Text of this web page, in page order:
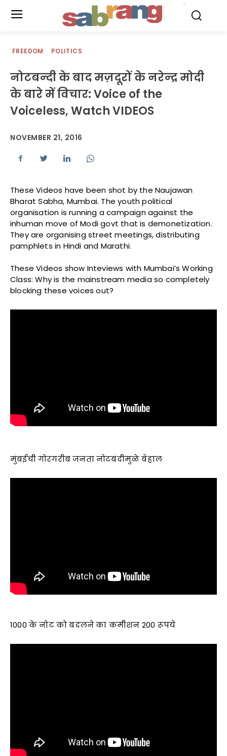
FREEDOM POLITICS
नोटबन्‍दी के बाद मज़दूरों के नरेन्‍द्र मोदी
के बारे में विचार: Voice of the
Voiceless, Watch VIDEOS
NOVEMBER 21, 2016
These Videos have been shot by the Naujawan
Bharat Sabha, Mumbai. The youth political
organisation is running a campaign against the
inhuman move of Modi govt that is demonetization.
They are organising street meetings, distributing
pamphlets in Hindi and Marathi.
These Videos show Inteviews with Mumbai’s Working
Class: Why is the mainstream media so completely
blocking these voices out?
मुंबईची गोरगरीब जनता नोटबंदीमुळे बेहाल
1000 के नोट को बदलने का कमीशन 200 रूपये